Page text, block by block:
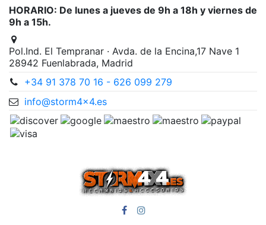
HORARIO: De lunes a jueves de 9h a 18h y viernes de
9h a 15h.
Pol.Ind. El Tempranar · Avda. de la Encina,17 Nave 1
28942 Fuenlabrada, Madrid
+34 91 378 70 16 - 626 099 279
info@storm4x4.es